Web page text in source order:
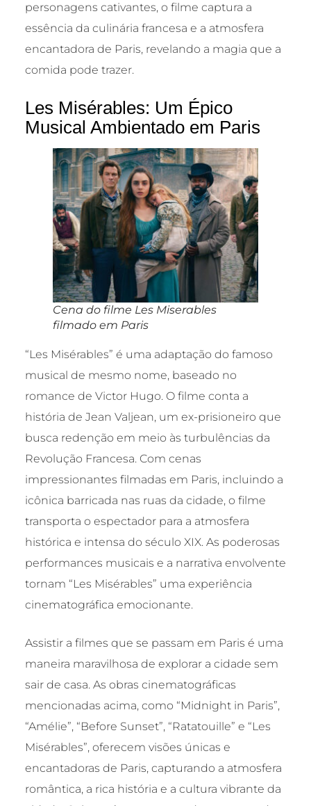
personagens cativantes, o filme captura a
essência da culinária francesa e a atmosfera
encantadora de Paris, revelando a magia que a
comida pode trazer.
Les Misérables: Um Épico
Musical Ambientado em Paris
Cena do filme Les Miserables
filmado em Paris
“Les Misérables” é uma adaptação do famoso
musical de mesmo nome, baseado no
romance de Victor Hugo. O filme conta a
história de Jean Valjean, um ex-prisioneiro que
busca redenção em meio às turbulências da
Revolução Francesa. Com cenas
impressionantes filmadas em Paris, incluindo a
icônica barricada nas ruas da cidade, o filme
transporta o espectador para a atmosfera
histórica e intensa do século XIX. As poderosas
performances musicais e a narrativa envolvente
tornam “Les Misérables” uma experiência
cinematográfica emocionante.
Assistir a filmes que se passam em Paris é uma
maneira maravilhosa de explorar a cidade sem
sair de casa. As obras cinematográficas
mencionadas acima, como “Midnight in Paris”,
“Amélie”, “Before Sunset”, “Ratatouille” e “Les
Misérables”, oferecem visões únicas e
encantadoras de Paris, capturando a atmosfera
romântica, a rica história e a cultura vibrante da